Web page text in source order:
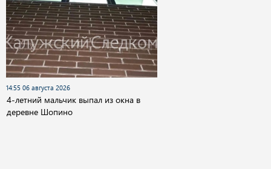
14:55 06 августа 2026
4-летний мальчик выпал из окна в
деревне Шопино